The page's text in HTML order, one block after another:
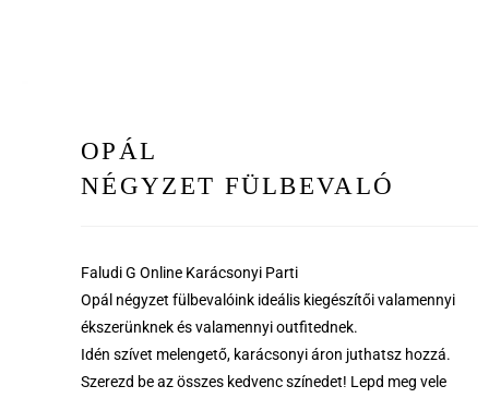
OPÁL
NÉGYZET FÜLBEVALÓ
Faludi G Online Karácsonyi Parti
Opál négyzet fülbevalóink ideális kiegészítői valamennyi
ékszerünknek és valamennyi outfitednek.
Idén szívet melengető, karácsonyi áron juthatsz hozzá.
Szerezd be az összes kedvenc színedet! Lepd meg vele